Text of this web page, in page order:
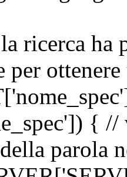
ricerca ha
per
{
parola